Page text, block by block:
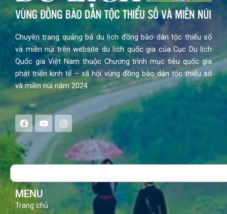
Chuyên trang quảng bá du lịch đồng bào dân tộc thiểu số
và miền núi trên website du lịch quốc gia của Cục Du lịch
Quốc gia Việt Nam thuộc Chương trình mục tiêu quốc gia
phát triển kinh tế – xã hội vùng đồng bào dân tộc thiểu số
và miền núi năm 2024
F
a
e
b
o
Y
o
t
b
I
n
s
a
g
Search
MENU
Trang chủ